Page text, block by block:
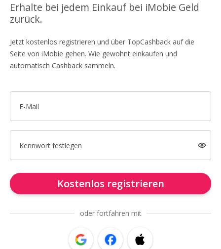
Erhalte bei jedem Einkauf bei iMobie Geld
zurück.
Jetzt kostenlos registrieren und über TopCashback auf die
Seite von iMobie gehen. Wie gewohnt einkaufen und
automatisch Cashback sammeln.
E-Mail
Kennwort festlegen
Kostenlos registrieren
oder fortfahren mit